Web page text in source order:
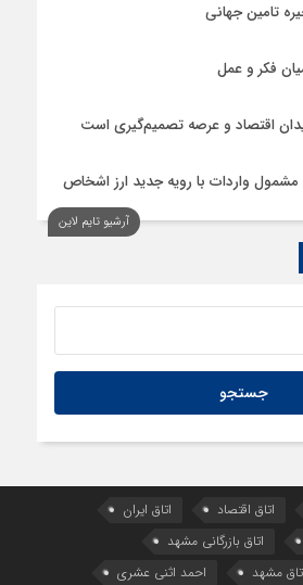
تامین جهانی
فکر و عمل
اقتصاد و عرصه تصمیم‌گیری است
مشمول واردات با رویه جدید ارز اشخاص
نیست
آرشیو تایم لاین
اتاق اقتصاد
اتاق ایران
اتاق بازرگانی مشهد
مشهد
احمد اثنی عشری